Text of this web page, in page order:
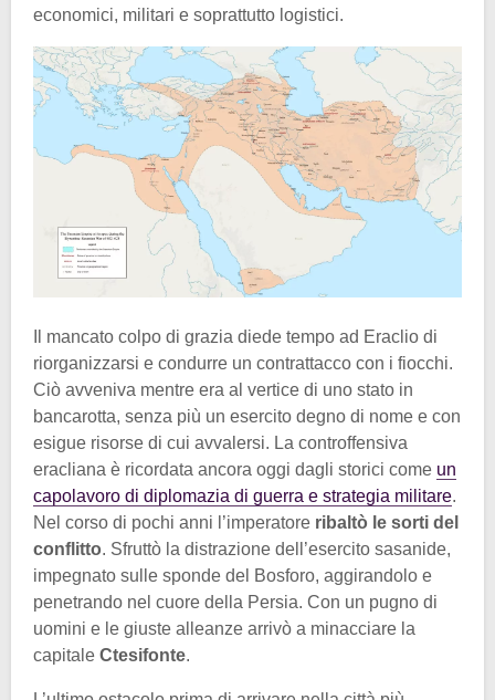
economici, militari e soprattutto logistici.
Il mancato colpo di grazia diede tempo ad Eraclio di
riorganizzarsi e condurre un contrattacco con i fiocchi.
Ciò avveniva mentre era al vertice di uno stato in
bancarotta, senza più un esercito degno di nome e con
esigue risorse di cui avvalersi. La controffensiva
eracliana è ricordata ancora oggi dagli storici come un
capolavoro di diplomazia di guerra e strategia militare.
Nel corso di pochi anni l’imperatore ribaltò le sorti del
conflitto. Sfruttò la distrazione dell’esercito sasanide,
impegnato sulle sponde del Bosforo, aggirandolo e
penetrando nel cuore della Persia. Con un pugno di
uomini e le giuste alleanze arrivò a minacciare la
capitale Ctesifonte.